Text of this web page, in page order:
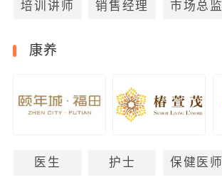
培训讲师 销售经理 市场总监
康养
医生 护士 保健医师